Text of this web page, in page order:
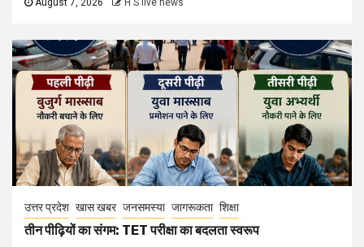
August 7, 2026 H S live news
उत्तर प्रदेश खास खबर जनसमस्या जागरूकता शिक्षा
तीन पीढ़ियों का संगम: TET परीक्षा का बदलता स्वरूप